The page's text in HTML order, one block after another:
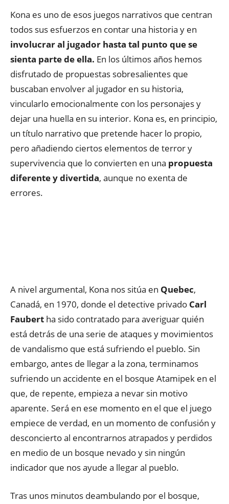
Kona es uno de esos juegos narrativos que centran
todos sus esfuerzos en contar una historia y en
involucrar al jugador hasta tal punto que se
sienta parte de ella. En los últimos años hemos
disfrutado de propuestas sobresalientes que
buscaban envolver al jugador en su historia,
vincularlo emocionalmente con los personajes y
dejar una huella en su interior. Kona es, en principio,
un título narrativo que pretende hacer lo propio,
pero añadiendo ciertos elementos de terror y
supervivencia que lo convierten en una propuesta
diferente y divertida, aunque no exenta de
errores.
A nivel argumental, Kona nos sitúa en Quebec,
Canadá, en 1970, donde el detective privado Carl
Faubert ha sido contratado para averiguar quién
está detrás de una serie de ataques y movimientos
de vandalismo que está sufriendo el pueblo. Sin
embargo, antes de llegar a la zona, terminamos
sufriendo un accidente en el bosque Atamipek en el
que, de repente, empieza a nevar sin motivo
aparente. Será en ese momento en el que el juego
empiece de verdad, en un momento de confusión y
desconcierto al encontrarnos atrapados y perdidos
en medio de un bosque nevado y sin ningún
indicador que nos ayude a llegar al pueblo.
Tras unos minutos deambulando por el bosque,